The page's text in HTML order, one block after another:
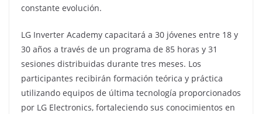
constante evolución.
LG Inverter Academy capacitará a 30 jóvenes entre 18 y
30 años a través de un programa de 85 horas y 31
sesiones distribuidas durante tres meses. Los
participantes recibirán formación teórica y práctica
utilizando equipos de última tecnología proporcionados
por LG Electronics, fortaleciendo sus conocimientos en